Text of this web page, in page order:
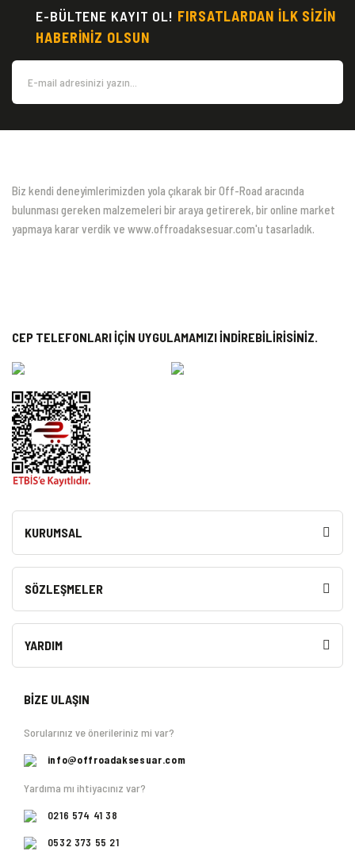
E-BÜLTENE KAYIT OL! FIRSATLARDAN İLK SİZİN
HABERİNİZ OLSUN
Biz kendi deneyimlerimizden yola çıkarak bir Off-Road aracında
bulunması gereken malzemeleri bir araya getirerek, bir online market
yapmaya karar verdik ve www.offroadaksesuar.com'u tasarladık.
CEP TELEFONLARI İÇİN UYGULAMAMIZI İNDİREBİLİRİSİNİZ.
KURUMSAL
SÖZLEŞMELER
YARDIM
BİZE ULAŞIN
Sorularınız ve önerileriniz mi var?
info@offroadaksesuar.com
Yardıma mı ihtiyacınız var?
0216 574 41 38
0532 373 55 21